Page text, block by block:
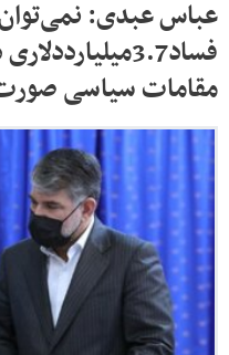
عباس عبدی:
مقامات سیاسی